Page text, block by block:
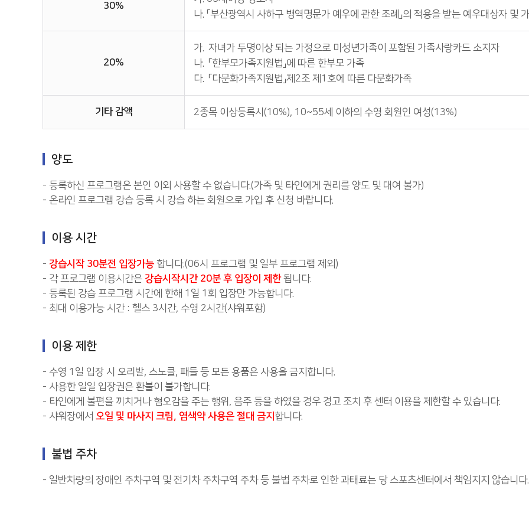
30%
나. 「부산광역시 사하구 병역명문가 예우에 관한 조례」의 적용을 받는 예우대상자 및
20%
가. 자녀가 두명이상 되는 가정으로 미성년가족이 포함된 가족사랑카드 소지자
나. 「한부모가족지원법」에 따른 한부모 가족
다. 「다문화가족지원법」제2조 제1호에 따른 다문화가족
기타 감액 2종목 이상등록시(10%), 10~55세 이하의 수영 회원인 여성(13%)
양도
- 등록하신 프로그램은 본인 이외 사용할 수 없습니다.(가족 및 타인에게 권리를 양도 및 대여 불가)
- 온라인 프로그램 강습 등록 시 강습 하는 회원으로 가입 후 신청 바랍니다.
이용 시간
- 강습시작 30분전 입장가능 합니다.(06시 프로그램 및 일부 프로그램 제외)
- 각 프로그램 이용시간은 강습시작시간 20분 후 입장이 제한됩니다.
- 등록된 강습 프로그램 시간에 한해 1일 1회 입장만 가능합니다.
- 최대 이용가능 시간 : 헬스 3시간, 수영 2시간(샤워포함)
이용 제한
- 수영 1일 입장 시 오리발, 스노클, 패들 등 모든 용품은 사용을 금지합니다.
- 사용한 일일 입장권은 환불이 불가합니다.
- 타인에게 불편을 끼치거나 혐오감을 주는 행위, 음주 등을 하였을 경우 경고 조치 후 센터 이용을 제한할 수 있습니다.
- 샤워장에서 오일 및 마사지 크림, 염색약 사용은 절대 금지 합니다.
불법 주차
- 일반차량의 장애인 주차구역 및 전기차 주차구역 주차 등 불법 주차로 인한 과태료는 당 스포츠센터에서 책임지지 않습니다.